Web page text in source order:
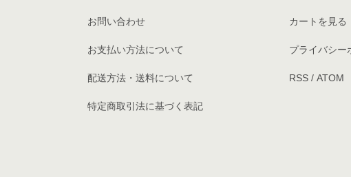
お問い合わせ
お支払い方法について
配送方法・送料について
特定商取引法に基づく表記
カートを見る
プライバシー
RSS/ ATOM